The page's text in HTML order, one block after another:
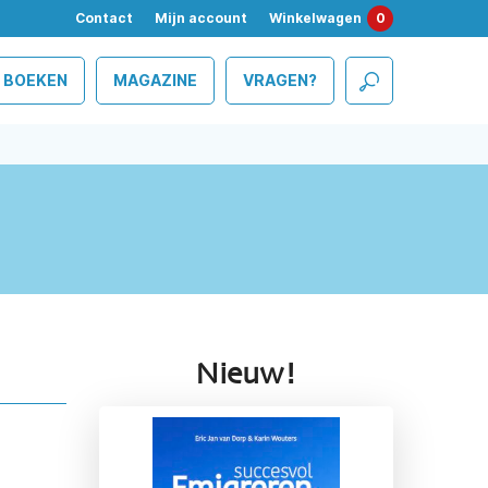
Contact Mijn account Winkelwagen 0
BOEKEN MAGAZINE VRAGEN?
Nieuw!